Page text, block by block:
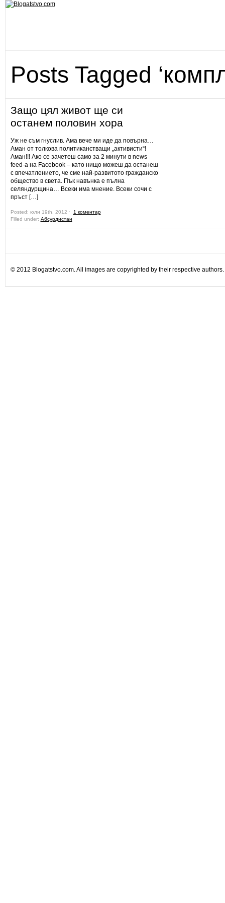
Posts Tagged
Защо цял живот ще си
останем половин хора
Уж не съм гнуслив. Ама вече ми иде да повърна…
Аман от толкова политиканстващи „активисти“!
Аман!!! Ако се зачетеш само за 2 минути в news
feed-а на Facebook – като нищо можеш да останеш
с впечатлението, че сме най-развитото гражданско
общество в света. Пък навънка е пълна
селяндурщина… Всеки има мнение. Всеки сочи с
пръст […]
Posted: юли 19th, 2012 ˑ
1 коментар
Filled under: Абсурдистан
© 2012 Blogatstvo.com. All images are copyrighted by their respective authors.